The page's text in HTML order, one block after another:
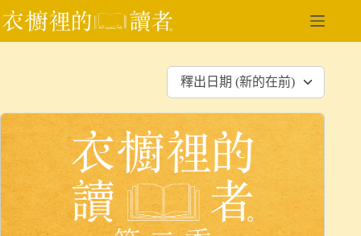
跳
至
釋出日期 (新的在前)